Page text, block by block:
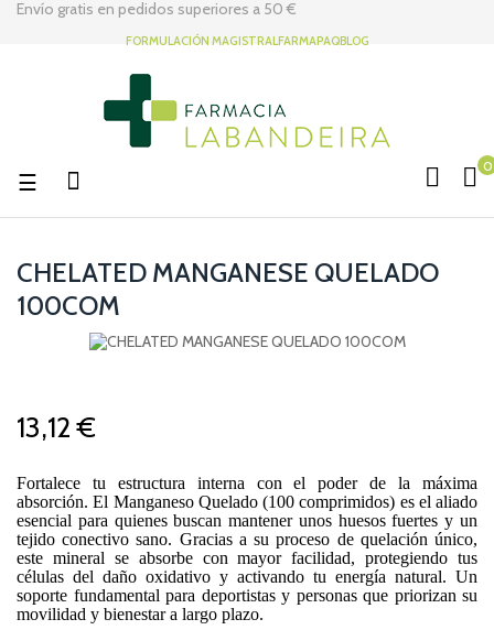
Envío gratis en pedidos superiores a 50 €
FORMULACIÓN MAGISTRALFARMAPAQBLOG
0
Navegación
palanca
☰
CHELATED MANGANESE QUELADO
100COM
13,12 €
Fortalece tu estructura interna con el poder de la máxima
absorción. El Manganeso Quelado (100 comprimidos) es el aliado
esencial para quienes buscan mantener unos huesos fuertes y un
tejido conectivo sano. Gracias a su proceso de quelación único,
este mineral se absorbe con mayor facilidad, protegiendo tus
células del daño oxidativo y activando tu energía natural. Un
soporte fundamental para deportistas y personas que priorizan su
movilidad y bienestar a largo plazo.